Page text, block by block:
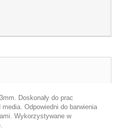
Doskonały do prac
Odpowiedni do barwienia
Wykorzystywane w